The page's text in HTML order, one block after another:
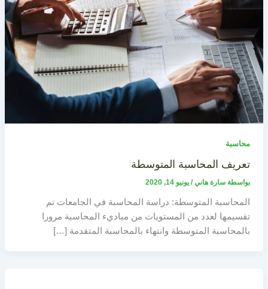
محاسبة
تعريف المحاسبة المتوسطة
بواسطة سارة هاني/ يونيو 14, 2020
المحاسبة المتوسطة: دراسة المحاسبة في الجامعات تم
تقسيمها لعدد من المستويات من مباديء المحاسبة مرورا
بالمحاسبة المتوسطة وانتهاء بالمحاسبة المتقدمة […]